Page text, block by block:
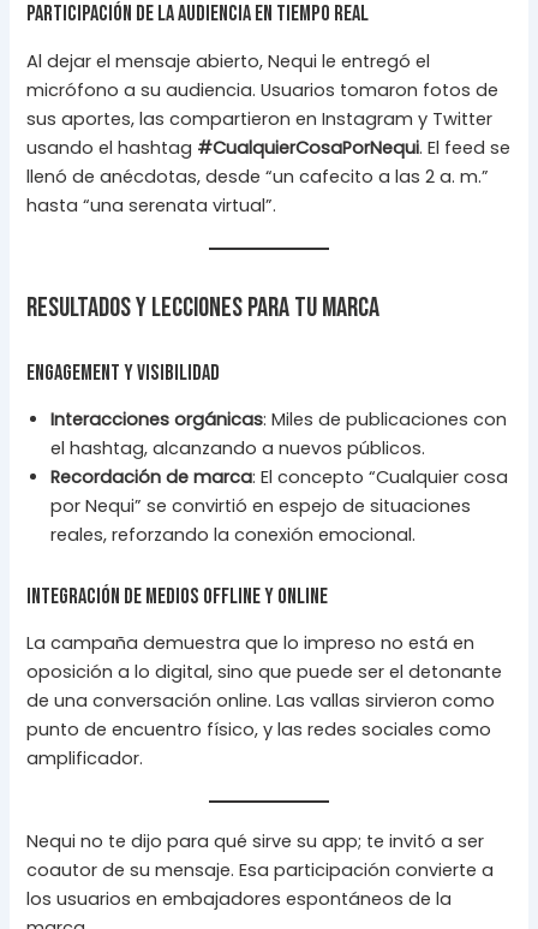
Participación de la audiencia en tiempo real
Al dejar el mensaje abierto, Nequi le entregó el
micrófono a su audiencia. Usuarios tomaron fotos de
sus aportes, las compartieron en Instagram y Twitter
usando el hashtag #CualquierCosaPorNequi. El feed se
llenó de anécdotas, desde “un cafecito a las 2 a. m.”
hasta “una serenata virtual”.
Resultados y lecciones para tu marca
Engagement y visibilidad
Interacciones orgánicas: Miles de publicaciones con
el hashtag, alcanzando a nuevos públicos.
Recordación de marca: El concepto “Cualquier cosa
por Nequi” se convirtió en espejo de situaciones
reales, reforzando la conexión emocional.
Integración de medios offline y online
La campaña demuestra que lo impreso no está en
oposición a lo digital, sino que puede ser el detonante
de una conversación online. Las vallas sirvieron como
punto de encuentro físico, y las redes sociales como
amplificador.
Nequi no te dijo para qué sirve su app; te invitó a ser
coautor de su mensaje. Esa participación convierte a
los usuarios en embajadores espontáneos de la